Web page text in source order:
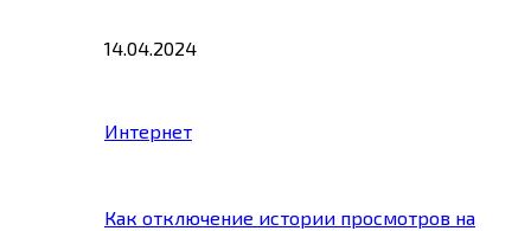
14.04.2024
Интернет
Как отключение истории просмотров на